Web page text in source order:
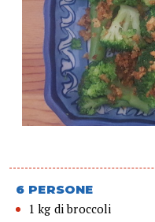
6 PERSONE
1 kg di broccoli